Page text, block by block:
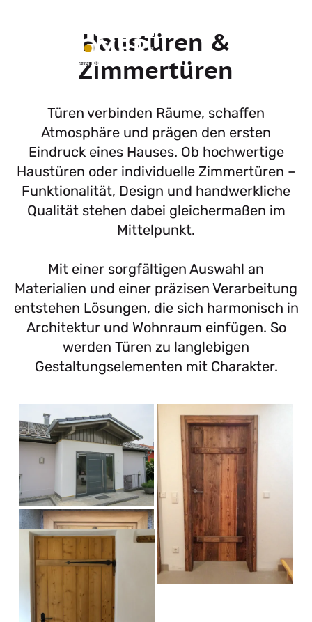
Haustüren &
Zimmertüren
Türen verbinden Räume, schaffen
Atmosphäre und prägen den ersten
Eindruck eines Hauses. Ob hochwertige
Haustüren oder individuelle Zimmertüren –
Funktionalität, Design und handwerkliche
Qualität stehen dabei gleichermaßen im
Mittelpunkt.
Mit einer sorgfältigen Auswahl an
Materialien und einer präzisen Verarbeitung
entstehen Lösungen, die sich harmonisch in
Architektur und Wohnraum einfügen. So
werden Türen zu langlebigen
Gestaltungselementen mit Charakter.